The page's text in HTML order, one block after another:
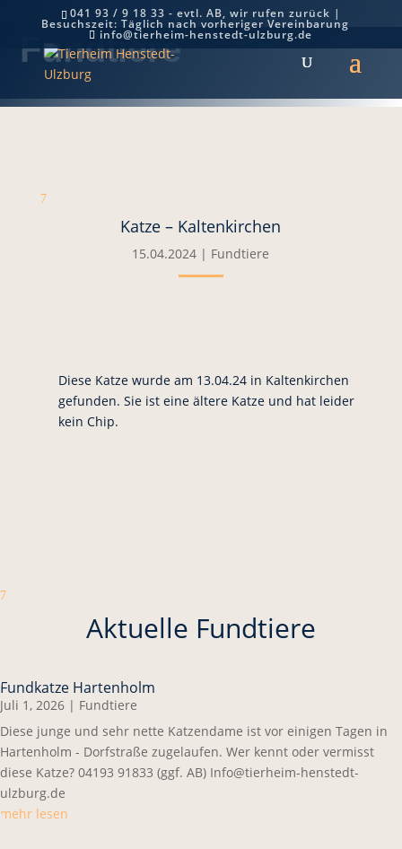
041 93 / 9 18 33 - evtl. AB, wir rufen zurück |
Besuchszeit: Täglich nach vorheriger Vereinbarung
info@tierheim-henstedt-ulzburg.de
Fundtiere
7
Katze – Kaltenkirchen
15.04.2024 | Fundtiere
Diese Katze wurde am 13.04.24 in Kaltenkirchen
gefunden. Sie ist eine ältere Katze und hat leider
kein Chip.
7
Aktuelle Fundtiere
Fundkatze Hartenholm
Juli 1, 2026 | Fundtiere
Diese junge und sehr nette Katzendame ist vor einigen Tagen in
Hartenholm - Dorfstraße zugelaufen. Wer kennt oder vermisst
diese Katze? 04193 91833 (ggf. AB) Info@tierheim-henstedt-
ulzburg.de
mehr lesen